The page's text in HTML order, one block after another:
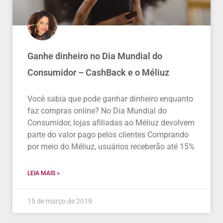
Ganhe dinheiro no Dia Mundial do
Consumidor – CashBack e o Méliuz
Você sabia que pode ganhar dinheiro enquanto
faz compras online? No Dia Mundial do
Consumidor, lojas afiliadas ao Méliuz devolvem
parte do valor pago pelos clientes Comprando
por meio do Méliuz, usuários receberão até 15%
LEIA MAIS >
15 de março de 2019